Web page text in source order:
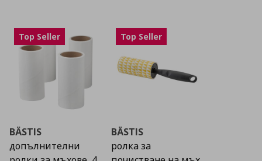
Top Seller
BÄSTIS
допълнителни
Top Seller
BÄSTIS
ролка за